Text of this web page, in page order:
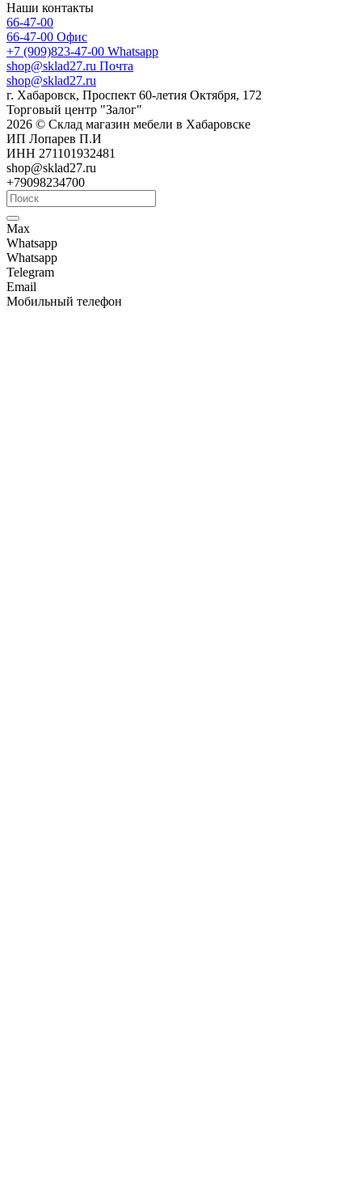
Наши контакты
66-47-00
66-47-00 Офис
+7 (909)823-47-00 Whatsapp
shop@sklad27.ru Почта
shop@sklad27.ru
г. Хабаровск, Проспект 60-летия Октября, 172
Торговый центр "Залог"
2026 © Склад магазин мебели в Хабаровске
ИП Лопарев П.И
ИНН 271101932481
shop@sklad27.ru
+79098234700
Max
Whatsapp
Whatsapp
Telegram
Email
Мобильный телефон